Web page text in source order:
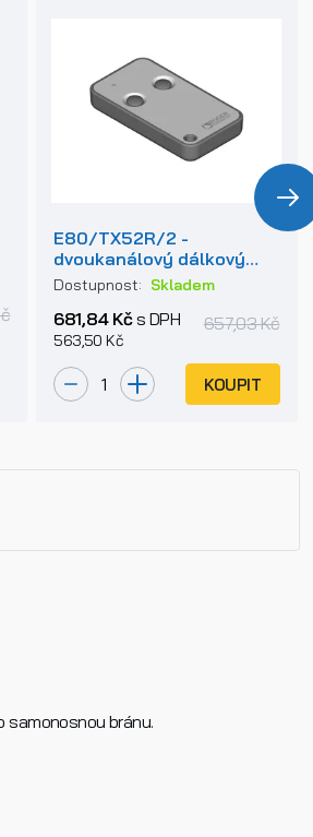
E80/TX52R/2 -
dvoukanálový dálkový
ovladač pro pohony
Roger Technology
Dostupnost: Skladem
681,84 Kčs DPH
563,50 Kč
657,03 Kč
KOUPIT
samonosnou bránu.